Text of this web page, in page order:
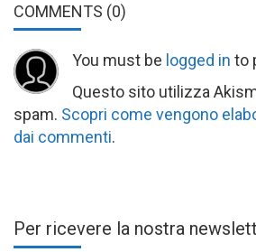
COMMENTS (0)
You must be logged in to
Questo sito utilizza
spam. Scopri come vengono
dai commenti.
Per ricevere la nostra